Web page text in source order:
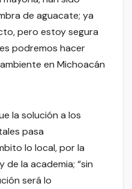
de aguacate; ya
pero estoy segura
podremos hacer
en Michoacán
la solución a los
pasa
lo local, por la
la academia; “sin
será lo